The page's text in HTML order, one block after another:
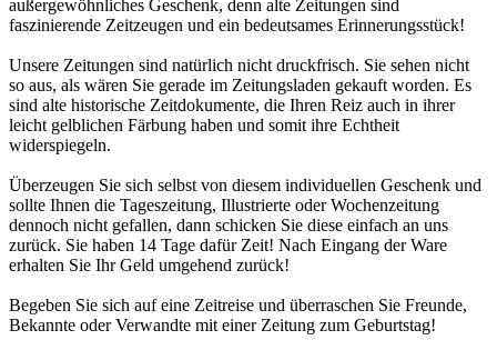
außergewöhnliches Geschenk, denn alte Zeitungen sind
faszinierende Zeitzeugen und ein bedeutsames Erinnerungsstück!
Unsere Zeitungen sind natürlich nicht druckfrisch. Sie sehen nicht
so aus, als wären Sie gerade im Zeitungsladen gekauft worden. Es
sind alte historische Zeitdokumente, die Ihren Reiz auch in ihrer
leicht gelblichen Färbung haben und somit ihre Echtheit
widerspiegeln.
Überzeugen Sie sich selbst von diesem individuellen Geschenk und
sollte Ihnen die Tageszeitung, Illustrierte oder Wochenzeitung
dennoch nicht gefallen, dann schicken Sie diese einfach an uns
zurück. Sie haben 14 Tage dafür Zeit! Nach Eingang der Ware
erhalten Sie Ihr Geld umgehend zurück!
Begeben Sie sich auf eine Zeitreise und überraschen Sie Freunde,
Bekannte oder Verwandte mit einer Zeitung zum Geburtstag!